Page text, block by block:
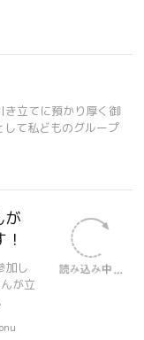
き立てに預かり厚く御
て私どものグループ
が
加し
が立